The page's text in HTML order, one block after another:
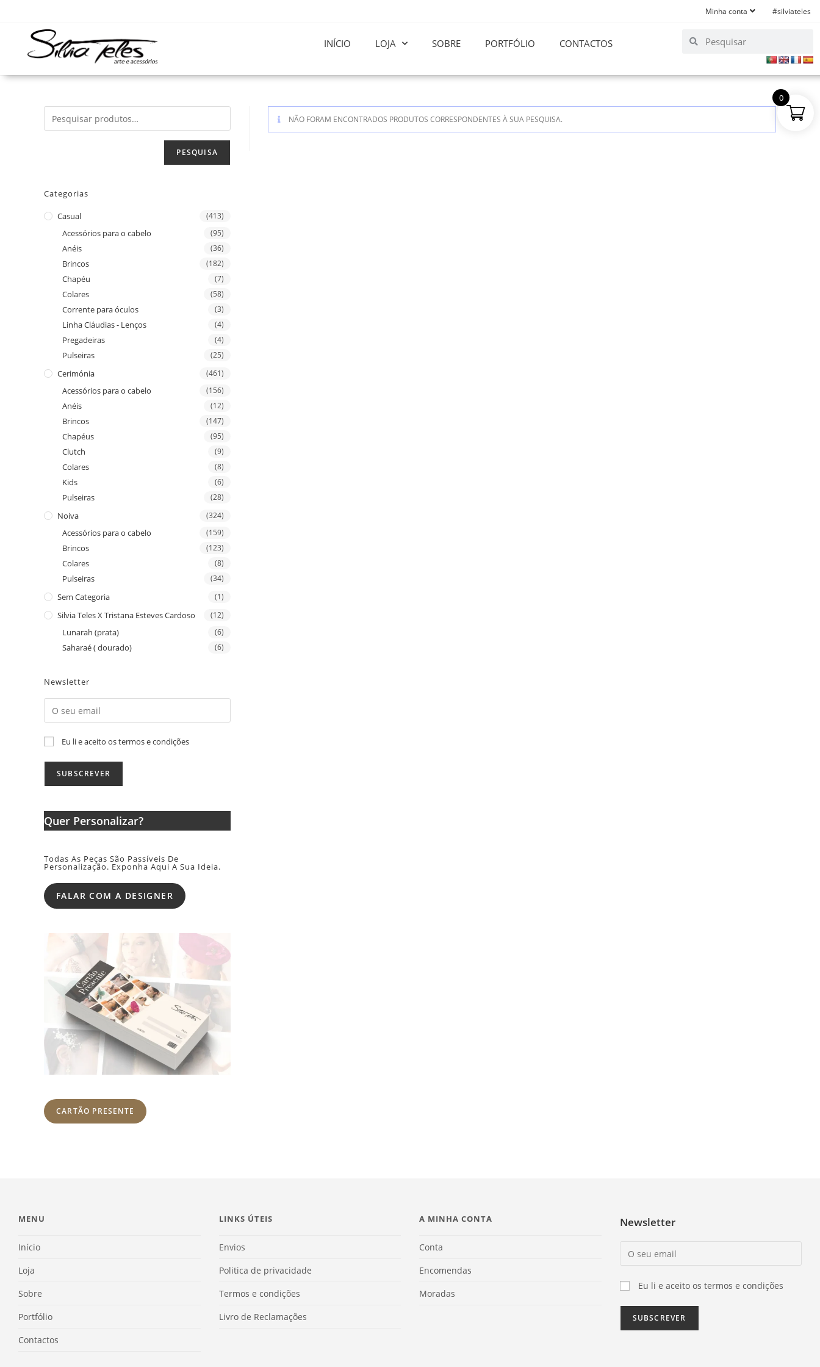
Minha conta #silviateles
INÍCIO LOJA SOBRE PORTFÓLIO CONTACTOS
NÃO FORAM ENCONTRADOS PRODUTOS CORRESPONDENTES À SUA PESQUISA.
PESQUISA
Categorias
Casual (413)
Acessórios para o cabelo (95)
Anéis (36)
Brincos (182)
Chapéu (7)
Colares (58)
Corrente para óculos (3)
Linha Cláudias - Lenços (4)
Pregadeiras (4)
Pulseiras (25)
Cerimónia (461)
Acessórios para o cabelo (156)
Anéis (12)
Brincos (147)
Chapéus (95)
Clutch (9)
Colares (8)
Kids (6)
Pulseiras (28)
Noiva (324)
Acessórios para o cabelo (159)
Brincos (123)
Colares (8)
Pulseiras (34)
Sem Categoria (1)
Silvia Teles X Tristana Esteves Cardoso (12)
Lunarah (prata) (6)
Saharaé ( dourado) (6)
Newsletter
Eu li e aceito os termos e condições
Quer Personalizar?
Todas As Peças São Passíveis De
Personalização. Exponha Aqui A Sua Ideia.
FALAR COM A DESIGNER
CARTÃO PRESENTE
MENU
Início
Loja
Sobre
Portfólio
Contactos
LINKS ÚTEIS
Envios
Politica de privacidade
Termos e condições
Livro de Reclamações
A MINHA CONTA
Conta
Encomendas
Moradas
Newsletter
Eu li e aceito os termos e condições
0